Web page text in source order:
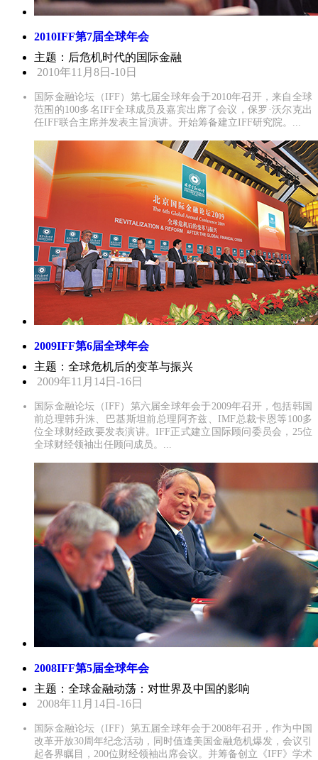
2010IFF第7届全球年会
主题：后危机时代的国际金融
2010年11月8日-10日
国际金融论坛（IFF）第七届全球年会于2010年召开，来自全球
范围的100多名IFF全球成员及嘉宾出席了会议，保罗·沃尔克出
任IFF联合主席并发表主旨演讲。开始筹备建立IFF研究院。...
2009IFF第6届全球年会
主题：全球危机后的变革与振兴
2009年11月14日-16日
国际金融论坛（IFF）第六届全球年会于2009年召开，包括韩国
前总理韩升洙、巴基斯坦前总理阿齐兹、IMF总裁卡恩等100多
位全球财经政要发表演讲。IFF正式建立国际顾问委员会，25位
全球财经领袖出任顾问成员。...
2008IFF第5届全球年会
主题：全球金融动荡：对世界及中国的影响
2008年11月14日-16日
国际金融论坛（IFF）第五届全球年会于2008年召开，作为中国
改革开放30周年纪念活动，同时值逢美国金融危机爆发，会议引
起各界瞩目，200位财经领袖出席会议。并筹备创立《IFF》学术